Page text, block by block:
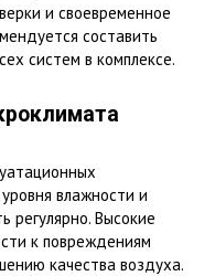
и своевременное
составить
систем в комплексе.
влажности и
регулярно. Высокие
к повреждениям
качества воздуха.